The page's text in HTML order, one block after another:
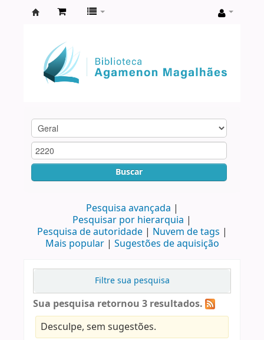
Agamenon
Magalhães
Buscar
Pesquisa avançada
Pesquisar por hierarquia
Pesquisa de autoridade
Nuvem de tags
Mais popular
Sugestões de aquisição
Filtre sua pesquisa
Sua pesquisa retornou 3 resultados.
Desculpe, sem sugestões.